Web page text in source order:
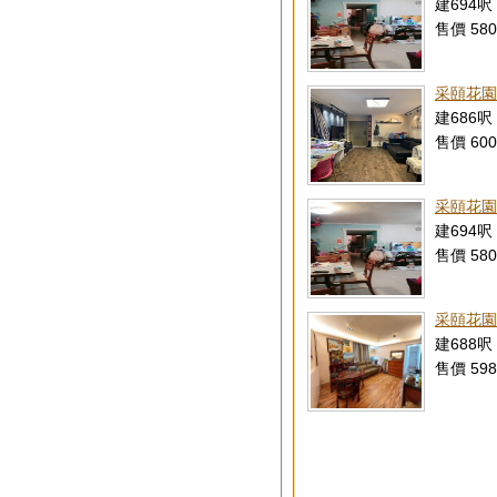
建694
售價
采頤花園
建686呎
售價
采頤花園
建694呎
售價
采頤花
建688呎
售價